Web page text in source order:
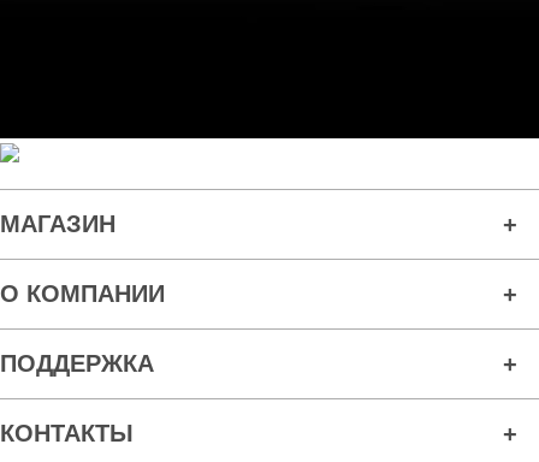
МАГАЗИН
О КОМПАНИИ
ПОДДЕРЖКА
КОНТАКТЫ